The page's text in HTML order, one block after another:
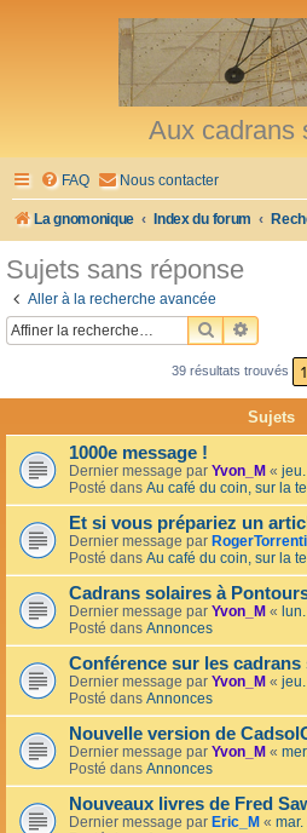
Aux cadrans
FAQ Nous contacter
La gnomonique Index du forum
Sujets sans réponse
Aller à la recherche avancée
39 résultats trouvés 1
Sujets
1000e message !
Dernier message par Yvon_M «
Posté dans Au café du coin, sur la
Et si vous prépariez un
Dernier message par RogerTorrenti
Posté dans Au café du coin, sur la
Cadrans solaires à
Dernier message par Yvon_M «
Posté dans Annonces
Conférence sur les cadrans
Dernier message par Yvon_M «
Posté dans Annonces
Nouvelle version de
Dernier message par Yvon_M «
Posté dans Annonces
Nouveaux livres de Fred
Dernier message par Eric_M «